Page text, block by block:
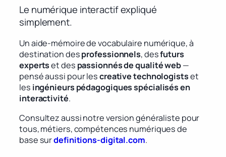
Le numérique interactif expliqué
simplement.
Un aide-mémoire de vocabulaire numérique, à
destination desprofessionnels, desfuturs
expertset des passionnés de qualité web—
pensé aussi pour lescreative technologistset
les ingénieurs pédagogiques spécialisés en
interactivité.
Consultez aussi notre version généraliste pour
tous, métiers, compétences numériques de
base surdefinitions-digital.com.